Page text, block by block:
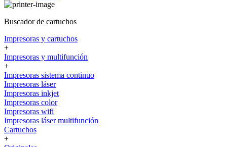
Buscador de cartuchos
Impresoras y cartuchos
+
Impresoras y multifunción
+
Impresoras sistema continuo
Impresoras láser
Impresoras inkjet
Impresoras color
Impresoras wifi
Impresoras láser multifunción
Cartuchos
+